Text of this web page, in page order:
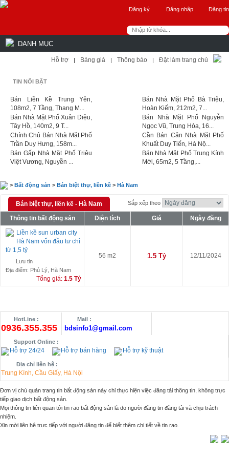
Đăng ký Đăng nhập Đăng tin
DANH MỤC
Hỗ trợ | Bảng giá | Thông báo | Đặt làm trang chủ
TIN NỔI BẬT
Bán Liền Kề Trung Yên,
108m2, 7 Tầng, Thang M...
Bán Nhà Mặt Phố Xuân Diệu,
Tây Hồ, 140m2, 9 T...
Chính Chủ Bán Nhà Mặt Phố
Trần Duy Hưng, 158m...
Bán Gấp Nhà Mặt Phố Triệu
Việt Vương, Nguyễn ...
Bán Nhà Mặt Phố Bà Triệu,
Hoàn Kiếm, 212m2, 7...
Bán Nhà Mặt Phố Nguyễn
Ngọc Vũ, Trung Hòa, 16...
Cần Bán Căn Nhà Mặt Phố
Khuất Duy Tiến, Hà Nộ...
Bán Nhà Mặt Phố Trung Kính
Mới, 65m2, 5 Tầng,...
> Bất động sản > Bán biệt thự, liền kề > Hà Nam
Bán biệt thự, liền kề - Hà Nam Sắp xếp theo
Thông tin bất động sản Diện tích Giá
Ngày đăng
Liền kề sun urban city
Hà Nam vốn đầu tư chỉ
từ 1,5 tỷ
Lưu tin
Địa điểm: Phủ Lý, Hà Nam
Tổng giá: 1.5 Tỷ
56 m2 1.5 Tỷ 12/11/2024
HotLine :
0936.355.355
Mail :
bdsinfo1@gmail.com
Support Online :
Hỗ trợ 24/24 Hỗ trợ bán hàng Hỗ trợ kỹ thuật
Địa chỉ liên hệ :
Trung Kính, Cầu Giấy, Hà Nội
Đơn vị chủ quản trang tin bất động sản này chỉ thực hiện việc đăng tải thông tin, không trực
tiếp giao dịch bất động sản.
Mọi thông tin liên quan tới tin rao bất động sản là do người đăng tin đăng tải và chịu trách
nhiệm.
Xin mời liên hệ trực tiếp với người đăng tin để biết thêm chi tiết về tin rao.